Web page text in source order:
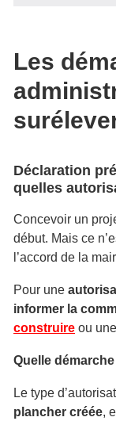
Les
Déclaration
quelles
Concevoir un
début. Mais ce
l’accord de la
Pour une
informer la
construire ou une
Quelle
Le type
plancher créée,